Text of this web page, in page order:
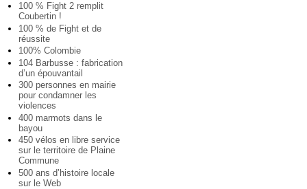
100 % Fight 2 remplit
Coubertin !
100 % de Fight et de
réussite
100% Colombie
104 Barbusse : fabrication
d’un épouvantail
300 personnes en mairie
pour condamner les
violences
400 marmots dans le
bayou
450 vélos en libre service
sur le territoire de Plaine
Commune
500 ans d’histoire locale
sur le Web